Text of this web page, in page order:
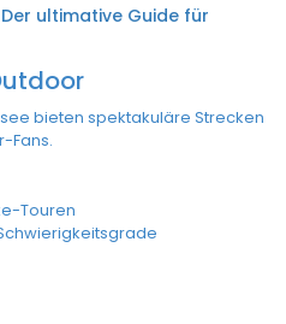
ultimative Guide für
bieten spektakuläre Strecken
Fans.
Touren